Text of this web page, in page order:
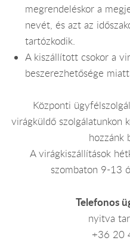
megrendeléskor a
nevét, és azt az
tartózkodik.
A kiszállított csokor a
beszerezhetősége
Központi
virágküldő szolgálatunkon
hozzánk
A virágkiszállítások
szombaton 9-13
Telefonos
nyitva
+36 20